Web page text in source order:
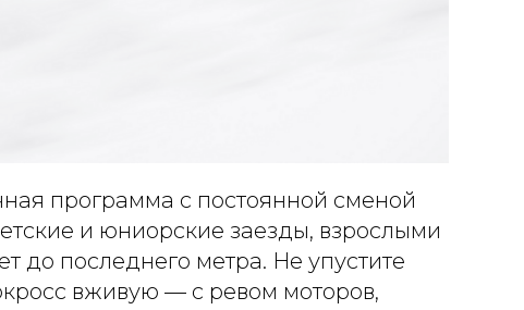
программа с постоянной сменой
и юниорские заезды, взрослыми
до последнего метра. Не упустите
вживую — с ревом моторов,